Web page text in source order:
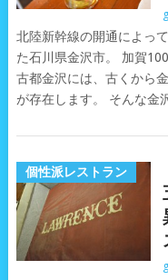
北陸新幹線の開通によっ
た石川県金沢市。 加賀
古都金沢には、古くから
が存在します。 そんな金
個性派レストラン